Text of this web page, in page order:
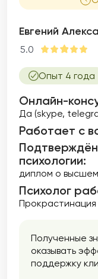
Евгений
5.0
Опыт 4 года
Онлайн-
Да (skype,
Работает с
психологии:
диплом о
Психолог
Прокрастинация
Полученные
оказывать
поддержку